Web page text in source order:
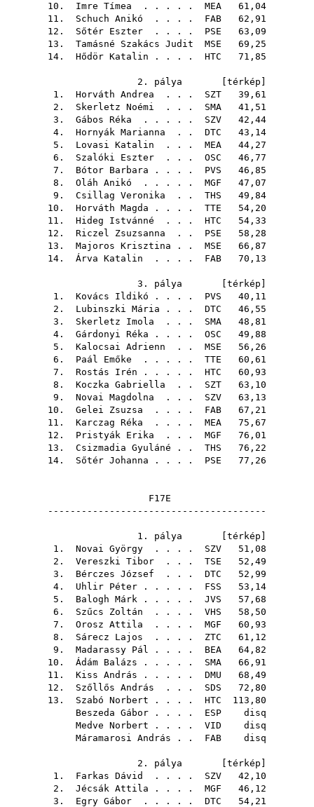
10. Imre Tímea . . . . . MEA 61,04
11. Schuch Anikó . . . . FAB 62,91
12. Sőtér Eszter . . . . PSE 63,09
13. Tamásné Szakács Judit MSE 69,25
14. Hődör Katalin . . . . HTC 71,85
2. pálya [ térkép
1. Horváth Andrea . . . SZT 39,61
2. Skerletz Noémi . . . SMA 41,51
3. Gábos Réka . . . . . SZV 42,44
4. Hornyák Marianna . . DTC 43,14
5. Lovasi Katalin . . . MEA 44,27
6. Szalóki Eszter . . . OSC 46,77
7. Bótor Barbara . . . . PVS 46,85
8. Oláh Anikó . . . . . MGF 47,07
9. Csillag Veronika . . THS 49,84
10. Horváth Magda . . . . TTE 54,20
11. Hideg Istvánné . . . HTC 54,33
12. Riczel Zsuzsanna . . PSE 58,28
13. Majoros Krisztina . . MSE 66,87
14. Árva Katalin . . . . FAB 70,13
3. pálya [ térkép
1. Kovács Ildikó . . . . PVS 40,11
2. Lubinszki Mária . . . DTC 46,55
3. Skerletz Imola . . . SMA 48,81
4. Gárdonyi Réka . . . . OSC 49,88
5. Kalocsai Adrienn . . MSE 56,26
6. Paál Emőke . . . . . TTE 60,61
7. Rostás Irén . . . . . HTC 60,93
8. Koczka Gabriella . . SZT 63,10
9. Novai Magdolna . . . SZV 63,13
10. Gelei Zsuzsa . . . . FAB 67,21
11. Karczag Réka . . . . MEA 75,67
12. Pristyák Erika . . . MGF 76,01
13. Csizmadia Gyuláné . . THS 76,22
14. Sőtér Johanna . . . . PSE 77,26
F17E
---------------------------------------
1. pálya [ térkép
1. Novai György . . . . SZV 51,08
2. Vereszki Tibor . . . TSE 52,49
3. Bérczes József . . . DTC 52,99
4. Uhlir Péter . . . . . FSS 53,14
5. Balogh Márk . . . . . JVS 57,68
6. Szűcs Zoltán . . . . VHS 58,50
7. Orosz Attila . . . . MGF 60,93
8. Sárecz Lajos . . . . ZTC 61,12
9. Madarassy Pál . . . . BEA 64,82
10. Ádám Balázs . . . . . SMA 66,91
11. Kiss András . . . . . DMU 68,49
12. Szőllős András . . . SDS 72,80
13. Szabó Norbert . . . . HTC 113,80
Beszeda Gábor . . . . ESP disq
Medve Norbert . . . . VID disq
Máramarosi András . . FAB disq
2. pálya [ térkép
1. Farkas Dávid . . . . SZV 42,10
2. Jécsák Attila . . . . MGF 46,12
3. Egry Gábor . . . . . DTC 54,21